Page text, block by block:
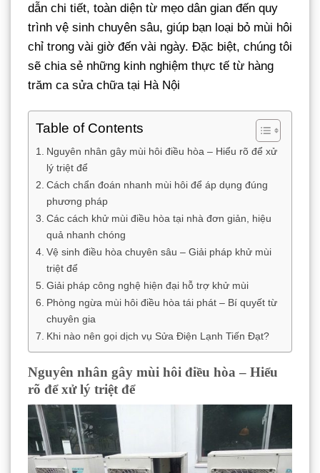
dẫn chi tiết, toàn diện từ mẹo dân gian đến quy
trình vệ sinh chuyên sâu, giúp bạn loại bỏ mùi hôi
chỉ trong vài giờ đến vài ngày. Đặc biệt, chúng tôi
sẽ chia sẻ những kinh nghiệm thực tế từ hàng
trăm ca sửa chữa tại Hà Nội
Table of Contents
Nguyên nhân gây mùi hôi điều hòa – Hiểu rõ để xử
lý triệt để
Cách chẩn đoán nhanh mùi hôi để áp dụng đúng
phương pháp
Các cách khử mùi điều hòa tại nhà đơn giản, hiệu
quả nhanh chóng
Vệ sinh điều hòa chuyên sâu – Giải pháp khử mùi
triệt để
Giải pháp công nghệ hiện đại hỗ trợ khử mùi
Phòng ngừa mùi hôi điều hòa tái phát – Bí quyết từ
chuyên gia
Khi nào nên gọi dịch vụ Sửa Điện Lạnh Tiến Đạt?
Nguyên nhân gây mùi hôi điều hòa – Hiểu
rõ để xử lý triệt để